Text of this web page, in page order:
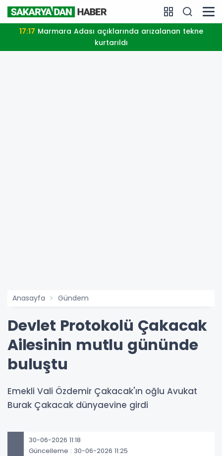
17:17
kurtarıldı
Anasayfa Gündem
Devlet Protokolü Çakacak
Ailesinin mutlu gününde
buluştu
Emekli Vali Özdemir Çakacak'ın oğlu Avukat
Burak Çakacak dünyaevine girdi
30-06-2026 11:18
Güncelleme : 30-06-2026 11:25